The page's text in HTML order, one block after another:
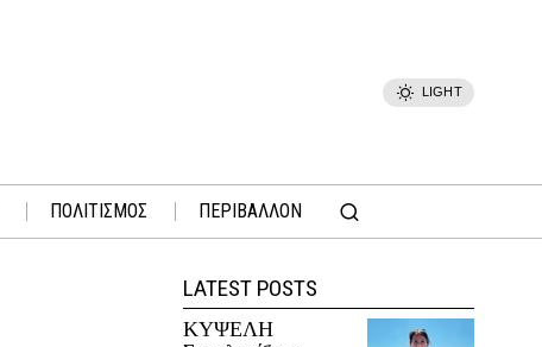
LIGHT
ΠΟΛΙΤΙΣΜΟΣ ΠΕΡΙΒΑΛΛΟΝ
LATEST POSTS
ΚΥΨΕΛΗ